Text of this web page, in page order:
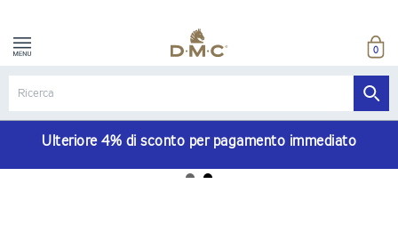
0
Consegna gratuita per ordini superiori a 180 euro
Ulteriore 4% di sconto per pagamento immediato